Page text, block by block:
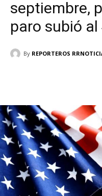
septiembre,
paro subió al
By REPORTEROS